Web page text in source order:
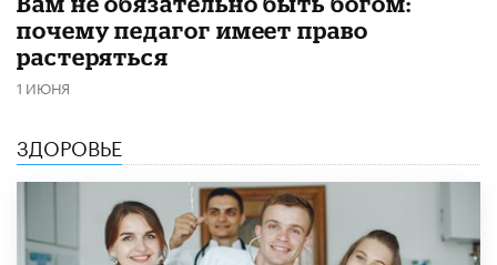
почему педагог имеет право
растеряться
1 ИЮНЯ
ЗДОРОВЬЕ